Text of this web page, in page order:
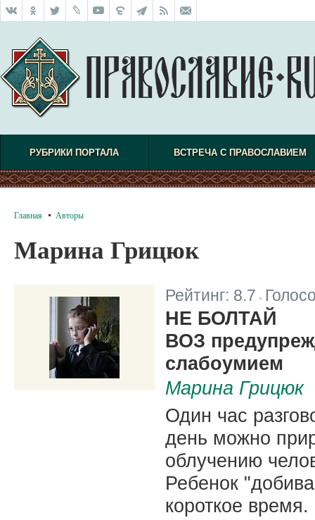
РУБРИКИ ПОРТАЛА ВСТРЕЧА С ПРАВОСЛАВИЕМ
Главная Авторы
Марина Грицюк
Рейтинг: 8.7
НЕ БОЛТАЙ
ВОЗ
слабоумием
Марина Грицюк
Один час
день можно
облучению
Ребенок
короткое время.